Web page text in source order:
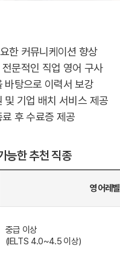
부모동반
조기유학 정보
미국
호주
뉴질랜드
프로그램
어학연수
한 커뮤니케이션 향상
문적인 직업 영어 구사
바탕으로 이력서 보강
및 기업 배치 서비스 제공
후 수료증 제공
능한 추천 직종
영어레벨
중급 이상
(IELTS 4.0~4.5 이상)